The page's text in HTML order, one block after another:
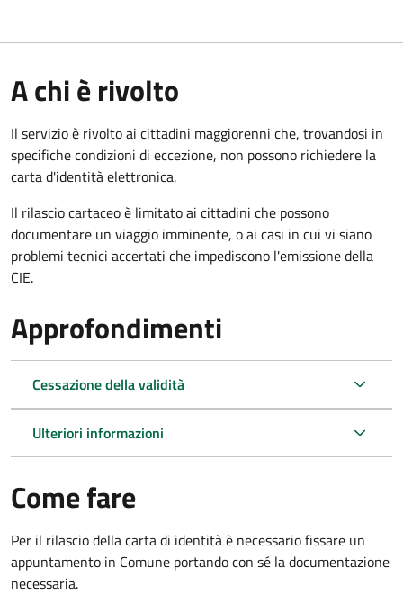
A chi è rivolto
Il servizio è rivolto ai cittadini maggiorenni che, trovandosi in
specifiche condizioni di eccezione, non possono richiedere la
carta d'identità elettronica.
Il rilascio cartaceo è limitato ai cittadini che possono
documentare un viaggio imminente, o ai casi in cui vi siano
problemi tecnici accertati che impediscono l'emissione della
CIE.
Approfondimenti
Cessazione della validità
Ulteriori informazioni
Come fare
Per il rilascio della carta di identità è necessario fissare un
appuntamento in Comune portando con sé la documentazione
necessaria.